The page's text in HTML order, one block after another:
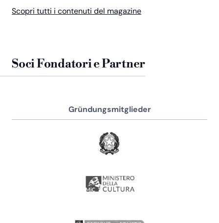
Scopri tutti i contenuti del magazine
Soci Fondatori e Partner
Gründungsmitglieder